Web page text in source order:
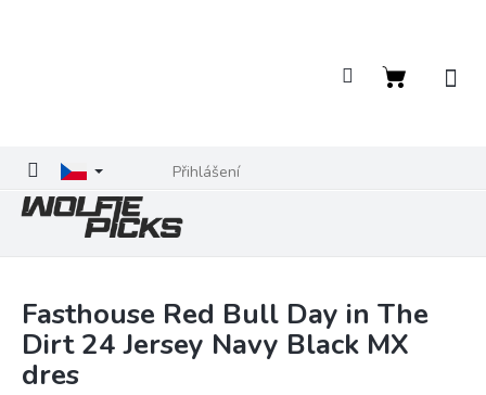
Přihlášení
Nákupní
Fasthouse Red Bull Day in The
Dirt 24 Jersey Navy Black MX
dres